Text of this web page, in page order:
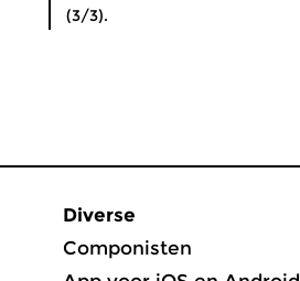
(3/3).
Diverse
Componisten